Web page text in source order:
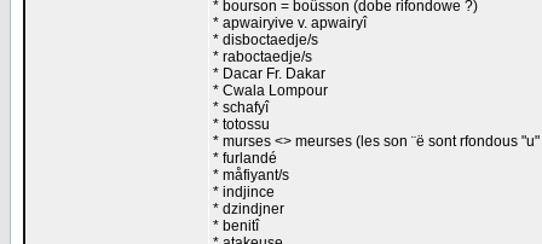
* bourson = boûsson (dobe rifondowe ?)
* apwairyive v. apwairyî
* disboctaedje/s
* raboctaedje/s
* Dacar Fr. Dakar
* Cwala Lompour
* schafyî
* totossu
* murses <> meurses (les son ¨ë sont rfondous "u"
* furlandé
* måfiyant/s
* indjince
* dzindjner
* benitî